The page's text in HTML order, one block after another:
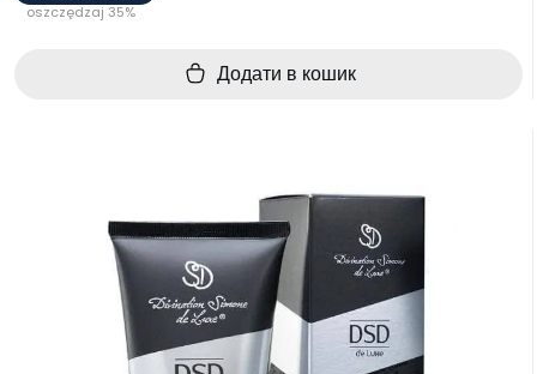
oszczędzaj 35%
Додати в кошик